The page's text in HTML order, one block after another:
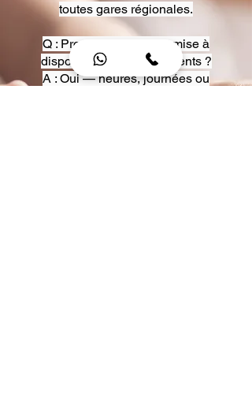
toutes gares régionales.
Q : Proposez-vous une mise à
disposition pour événements ?
A : Oui — heures, journées ou